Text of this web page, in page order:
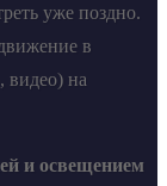
уже поздно.
в
видео) на
и освещением